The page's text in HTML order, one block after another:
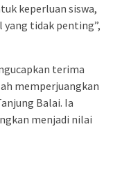
keperluan siswa,
tidak penting”,
terima
memperjuangkan
Balai. Ia
menjadi nilai